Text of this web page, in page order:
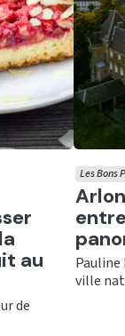
au
de
Les Bons
Pauline
ville